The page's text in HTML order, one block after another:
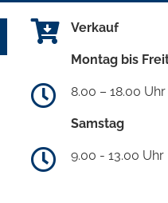
Verkauf
Montag bis
8.00 – 18.00 Uhr
Samstag
9.00 - 13.00 Uhr